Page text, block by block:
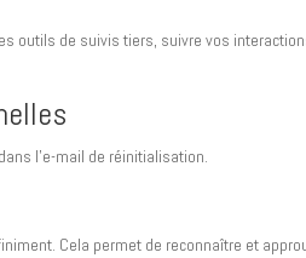
outils de suivis tiers, suivre vos
l’e-mail de réinitialisation.
Cela permet de reconnaître et